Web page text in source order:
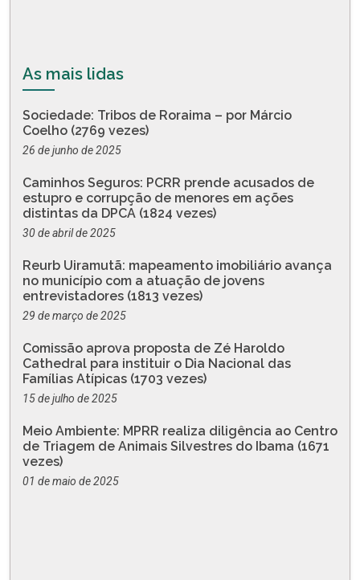
As mais lidas
Sociedade: Tribos de Roraima – por Márcio
Coelho (2769 vezes)
26 de junho de 2025
Caminhos Seguros: PCRR prende acusados de
estupro e corrupção de menores em ações
distintas da DPCA (1824 vezes)
30 de abril de 2025
Reurb Uiramutã: mapeamento imobiliário avança
no município com a atuação de jovens
entrevistadores (1813 vezes)
29 de março de 2025
Comissão aprova proposta de Zé Haroldo
Cathedral para instituir o Dia Nacional das
Famílias Atípicas (1703 vezes)
15 de julho de 2025
Meio Ambiente: MPRR realiza diligência ao Centro
de Triagem de Animais Silvestres do Ibama (1671
vezes)
01 de maio de 2025